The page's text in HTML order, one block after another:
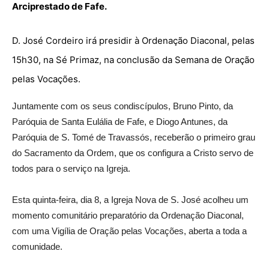
Arciprestado de Fafe.
D. José Cordeiro irá presidir à Ordenação Diaconal, pelas
15h30, na Sé Primaz, na conclusão da Semana de Oração
pelas Vocações.
Juntamente com os seus condiscípulos, Bruno Pinto, da
Paróquia de Santa Eulália de Fafe, e Diogo Antunes, da
Paróquia de S. Tomé de Travassós, receberão o primeiro grau
do Sacramento da Ordem, que os configura a Cristo servo de
todos para o serviço na Igreja.
Esta quinta-feira, dia 8, a Igreja Nova de S. José acolheu um
momento comunitário preparatório da Ordenação Diaconal,
com uma Vigília de Oração pelas Vocações, aberta a toda a
comunidade.